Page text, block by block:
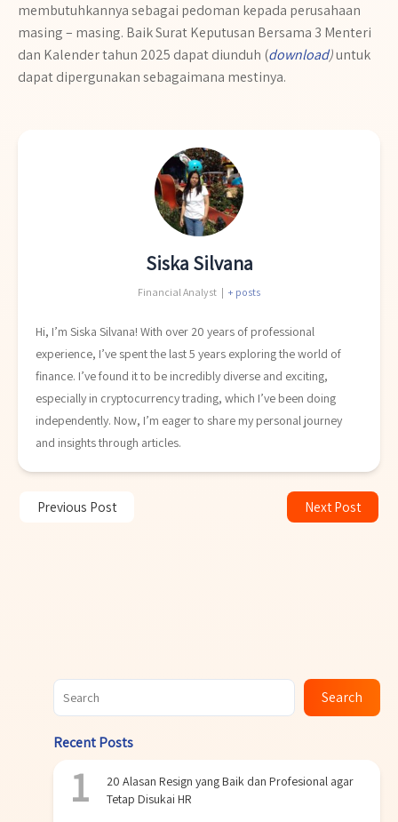
membutuhkannya sebagai pedoman kepada perusahaan
masing – masing. Baik Surat Keputusan Bersama 3 Menteri
dan Kalender tahun 2025 dapat diunduh (download)untuk
dapat dipergunakan sebagaimana mestinya.
Siska Silvana
Financial Analyst | + posts
Hi, I’m Siska Silvana! With over 20 years of professional
experience, I’ve spent the last 5 years exploring the world of
finance. I’ve found it to be incredibly diverse and exciting,
especially in cryptocurrency trading, which I’ve been doing
independently. Now, I’m eager to share my personal journey
and insights through articles.
Previous Post Next Post
Search
Recent Posts
20 Alasan Resign yang Baik dan Profesional agar
Tetap Disukai HR